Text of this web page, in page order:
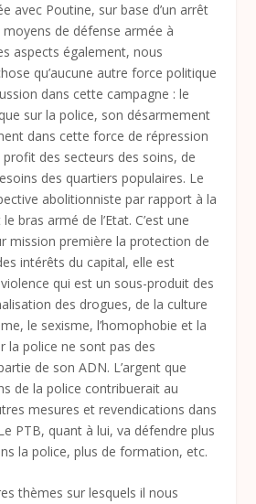
avec Poutine, sur base d’un arrêt
de défense armée à
aspects également, nous
qu’aucune autre force politique
dans cette campagne : le
sur la police, son désarmement
dans cette force de répression
des secteurs des soins, de
des quartiers populaires. Le
abolitionniste par rapport à la
bras armé de l’Etat. C’est une
mission première la protection de
intérêts du capital, elle est
qui est un sous-produit des
des drogues, de la culture
le sexisme, l’homophobie et la
la police ne sont pas des
de son ADN. L’argent que
de la police contribuerait au
mesures et revendications dans
PTB, quant à lui, va défendre plus
la police, plus de formation, etc.
thèmes sur lesquels il nous